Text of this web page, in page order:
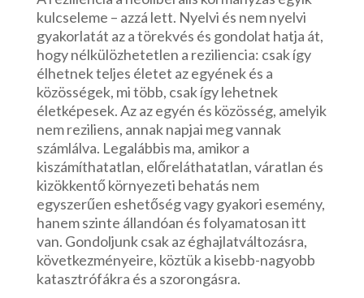
kulcseleme – azzá lett. Nyelvi és nem nyelvi
gyakorlatát az a törekvés és gondolat hatja át,
hogy nélkülözhetetlen a reziliencia: csak így
élhetnek teljes életet az egyének és a
közösségek, mi több, csak így lehetnek
életképesek. Az az egyén és közösség, amelyik
nem reziliens, annak napjai meg vannak
számlálva. Legalábbis ma, amikor a
kiszámíthatatlan, előreláthatatlan, váratlan és
kizökkentő környezeti behatás nem
egyszerűen eshetőség vagy gyakori esemény,
hanem szinte állandóan és folyamatosan itt
van. Gondoljunk csak az éghajlatváltozásra,
következményeire, köztük a kisebb-nagyobb
katasztrófákra és a szorongásra.